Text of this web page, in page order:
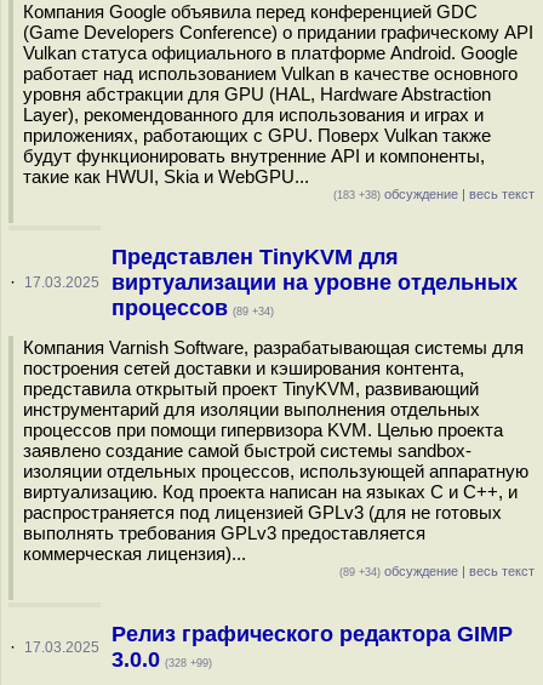
Компания Google объявила перед конференцией GDC
(Game Developers Conference) о придании графическому API
Vulkan статуса официального в платформе Android. Google
работает над использованием Vulkan в качестве основного
уровня абстракции для GPU (HAL, Hardware Abstraction
Layer), рекомендованного для использования и играх и
приложениях, работающих с GPU. Поверх Vulkan также
будут функционировать внутренние API и компоненты,
такие как HWUI, Skia и WebGPU...
(183 +38) обсуждение | весь текст
· 17.03.2025
Представлен TinyKVM для
виртуализации на уровне отдельных
процессов (89 +34)
Компания Varnish Software, разрабатывающая системы для
построения сетей доставки и кэширования контента,
представила открытый проект TinyKVM, развивающий
инструментарий для изоляции выполнения отдельных
процессов при помощи гипервизора KVM. Целью проекта
заявлено создание самой быстрой системы sandbox-
изоляции отдельных процессов, использующей аппаратную
виртуализацию. Код проекта написан на языках C и С++, и
распространяется под лицензией GPLv3 (для не готовых
выполнять требования GPLv3 предоставляется
коммерческая лицензия)...
(89 +34) обсуждение | весь текст
· 17.03.2025
Релиз графического редактора GIMP
3.0.0 (328 +99)